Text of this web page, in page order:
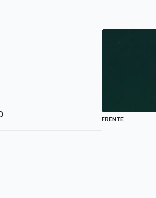
FRENTE